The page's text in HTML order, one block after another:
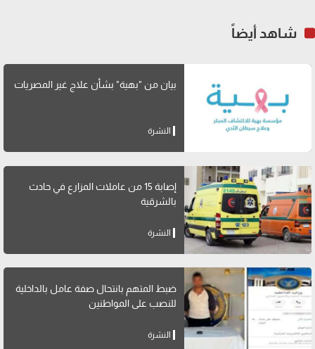
شاهد أيضاً
بيان من "بهية" بشأن علاج غير المصريات
النشرة
إصابة 15 من عاملات المزارع في حادث
بالشرقية
النشرة
ضبط المتهم بانتحال صفة عامل بالداخلية
للنصب على المواطنين
النشرة